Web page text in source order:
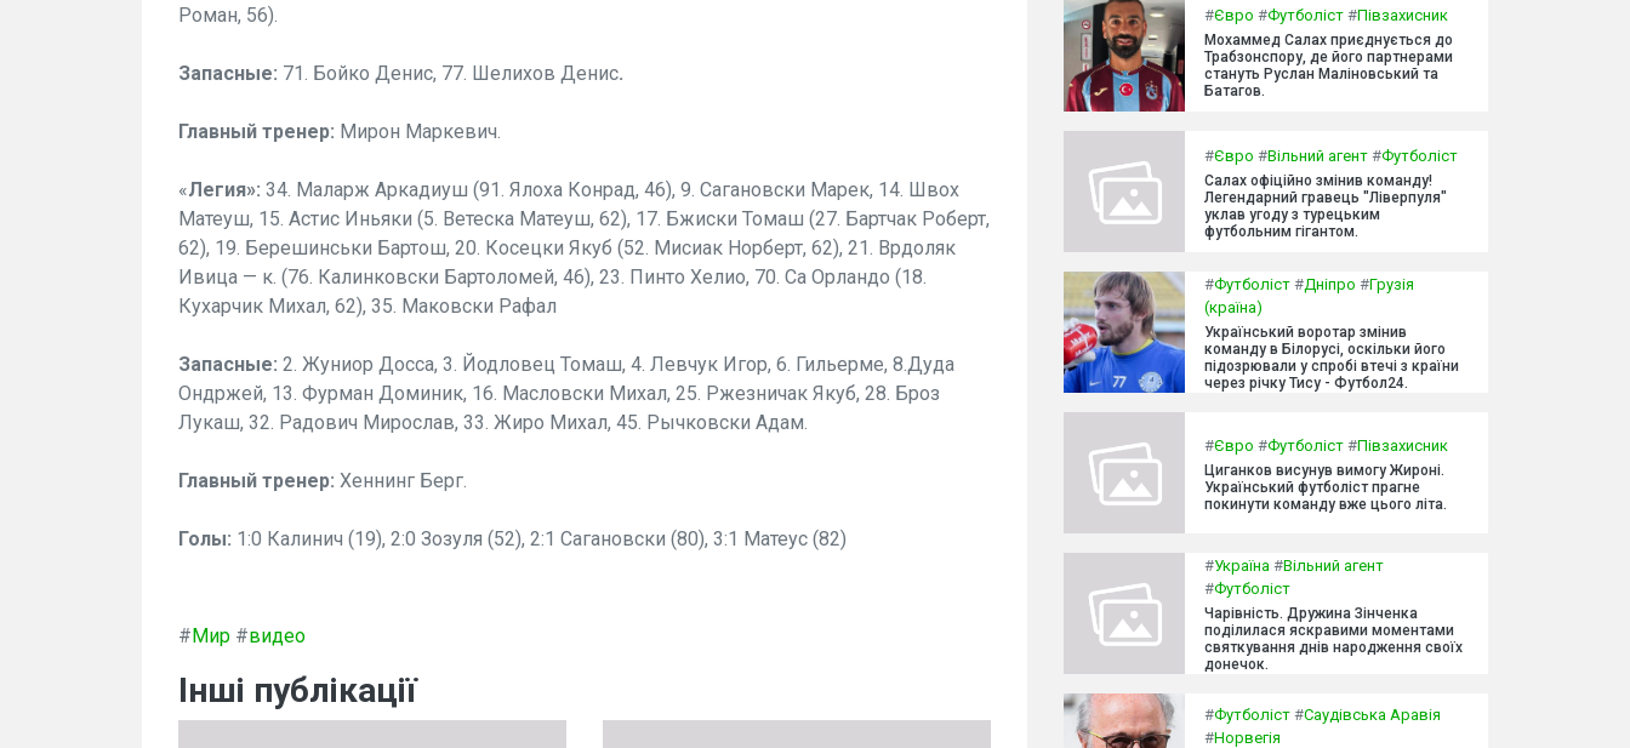
Роман, 56).
Запасные: 71. Бойко Денис, 77. Шелихов Денис.
Главный тренер: Мирон Маркевич.
«Легия»: 34. Маларж Аркадиуш (91. Ялоха Конрад, 46), 9. Сагановски Марек, 14. Швох
Матеуш, 15. Астис Иньяки (5. Ветеска Матеуш, 62), 17. Бжиски Томаш (27. Бартчак Роберт,
62), 19. Берешинськи Бартош, 20. Косецки Якуб (52. Мисиак Норберт, 62), 21. Врдоляк
Ивица — к. (76. Калинковски Бартоломей, 46), 23. Пинто Хелио, 70. Са Орландо (18.
Кухарчик Михал, 62), 35. Маковски Рафал
Запасные: 2. Жуниор Досса, 3. Йодловец Томаш, 4. Левчук Игор, 6. Гильерме, 8.Дуда
Ондржей, 13. Фурман Доминик, 16. Масловски Михал, 25. Ржезничак Якуб, 28. Броз
Лукаш, 32. Радович Мирослав, 33. Жиро Михал, 45. Рычковски Адам.
Главный тренер: Хеннинг Берг.
Голы: 1:0 Калинич (19), 2:0 Зозуля (52), 2:1 Сагановски (80), 3:1 Матеус (82)
#Мир #видео
Інші публікації
#Євро #Футболіст #Півзахисник
Мохаммед Салах приєднується до
Трабзонспору, де його партнерами
стануть Руслан Маліновський та
Батагов.
#Євро #Вільний агент #Футболіст
Салах офіційно змінив команду!
Легендарний гравець "Ліверпуля"
уклав угоду з турецьким
футбольним гігантом.
#Футболіст #Дніпро #Грузія
(країна)
Український воротар змінив
команду в Білорусі, оскільки його
підозрювали у спробі втечі з країни
через річку Тису - Футбол24.
#Євро #Футболіст #Півзахисник
Циганков висунув вимогу Жироні.
Український футболіст прагне
покинути команду вже цього літа.
#Україна #Вільний агент
#Футболіст
Чарівність. Дружина Зінченка
поділилася яскравими моментами
святкування днів народження своїх
донечок.
#Футболіст #Саудівська Аравія
#Норвегія